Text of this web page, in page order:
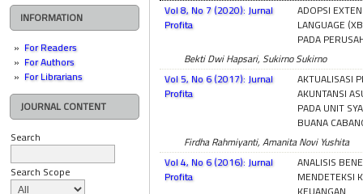
INFORMATION
For Readers
For Authors
For Librarians
JOURNAL CONTENT
Search
Search Scope
Vol 8, No 7 (2020): Jurnal
Profita
ADOPSI
LANGUAGE
PADA
Bekti Dwi Hapsari, Sukirno Sukirno
Vol 5, No 6 (2017): Jurnal
Profita
AKTUALISASI
AKUNTANSI
PADA UNIT
BUANA
Firdha Rahmiyanti, Amanita Novi Yushita
Vol 4, No 6 (2016): Jurnal
Profita
ANALISIS
MENDETEKSI